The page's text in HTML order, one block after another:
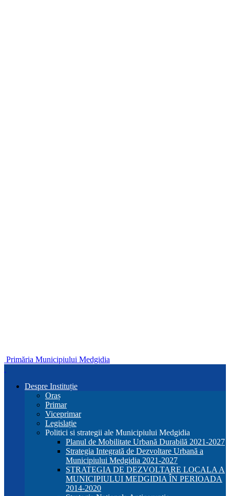
Primăria Municipiului Medgidia
Despre Instituție
Oraș
Primar
Viceprimar
Legislație
Politici si strategii ale Municipiului Medgidia
Planul de Mobilitate Urbană Durabilă 2021-2027
Strategia Integrată de Dezvoltare Urbană a
Municipiului Medgidia 2021-2027
STRATEGIA DE DEZVOLTARE LOCALA A
MUNICIPIULUI MEDGIDIA ÎN PERIOADA
2014-2020